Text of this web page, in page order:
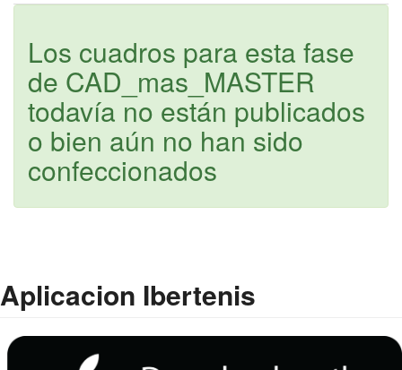
Los cuadros para esta fase
de CAD_mas_MASTER
todavía no están publicados
o bien aún no han sido
confeccionados
Aplicacion Ibertenis